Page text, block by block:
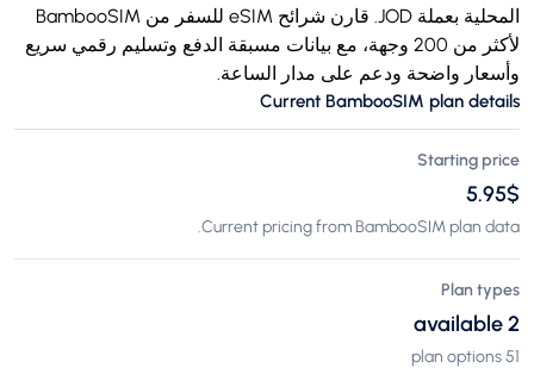
المحلية بعملة JOD. قارن شرائح eSIM للسفر من BambooSIM
لأكثر من 200 وجهة، مع بيانات مسبقة الدفع وتسليم رقمي سريع
وأسعار واضحة ودعم على مدار الساعة.
Current BambooSIM plan details
Starting price
$‏5.95
Current pricing from BambooSIM plan data.
Plan types
2 available
51 plan options